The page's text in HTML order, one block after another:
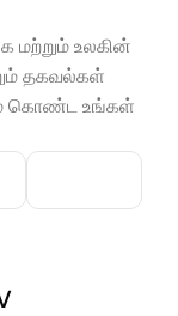
மற்றும் உலகின்
தகவல்கள்
கொண்ட உங்கள்